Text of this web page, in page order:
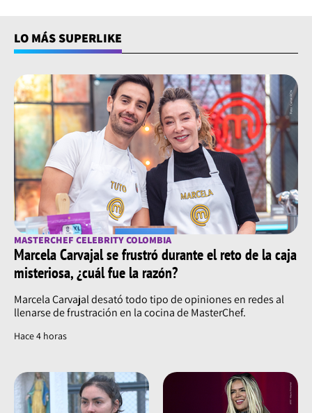
LO MÁS SUPERLIKE
MASTERCHEF CELEBRITY COLOMBIA
Marcela Carvajal se frustró durante el reto de la caja
misteriosa, ¿cuál fue la razón?
Marcela Carvajal desató todo tipo de opiniones en redes al
llenarse de frustración en la cocina de MasterChef.
Hace 4 horas